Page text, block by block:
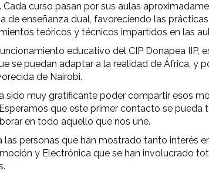
curso pasan por sus aulas
de enseñanza dual, favoreciendo las
teóricos y técnicos impartidos en las
educativo del CIP Donapea IIP,
se puedan adaptar a la realidad de África, y
de Nairobi.
sido muy gratificante poder compartir esos
que este primer contacto se pueda
en todo aquello que nos une.
personas que han mostrado tanto interés
y Electrónica que se han involucrado